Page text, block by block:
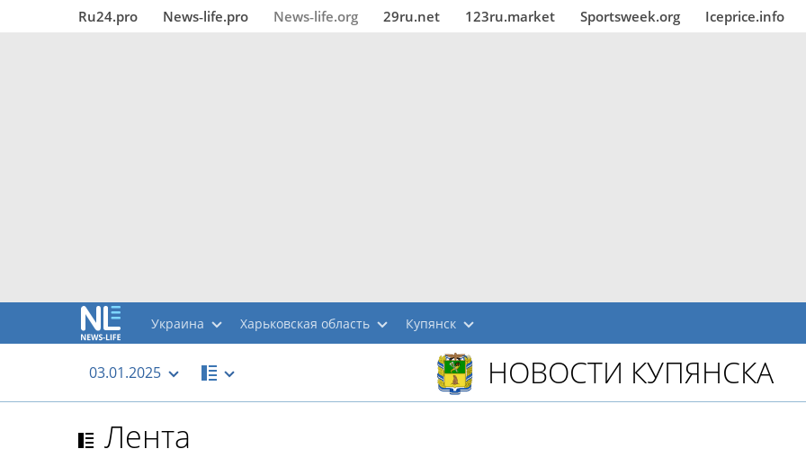
Ru24.pro News‑life.pro News‑life.org 29ru.net 123ru.market Sportsweek.org Iceprice.info
Украина Харьковская область Купянск
03.01.2025 НОВОСТИ КУПЯНСКА
Лента